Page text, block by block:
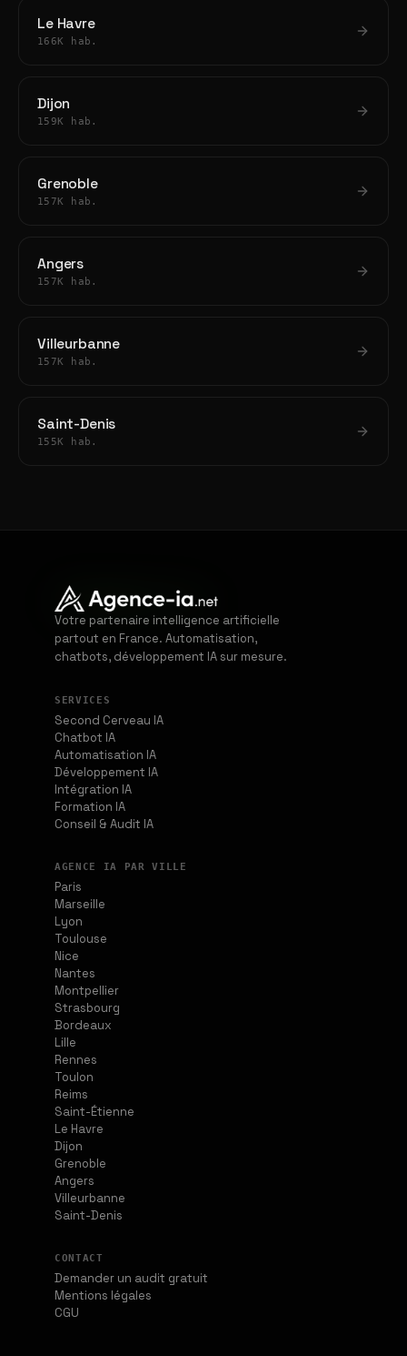
Le Havre
166K hab.
Dijon
159K hab.
Grenoble
157K hab.
Angers
157K hab.
Villeurbanne
157K hab.
Saint-Denis
155K hab.
Votre partenaire intelligence artificielle
partout en France. Automatisation,
chatbots, développement IA sur mesure.
SERVICES
Second Cerveau IA
Chatbot IA
Automatisation IA
Développement IA
Intégration IA
Formation IA
Conseil & Audit IA
AGENCE IA PAR VILLE
Paris
Marseille
Lyon
Toulouse
Nice
Nantes
Montpellier
Strasbourg
Bordeaux
Lille
Rennes
Toulon
Reims
Saint-Étienne
Le Havre
Dijon
Grenoble
Angers
Villeurbanne
Saint-Denis
CONTACT
Demander un audit gratuit
Mentions légales
CGU